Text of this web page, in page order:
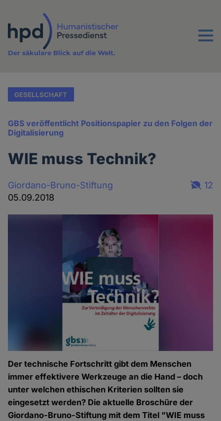
Inhalt
Menu
Der säkulare Blick auf die Welt.
GESELLSCHAFT
GBS veröffentlicht Positionspapier zu den Folgen der
Digitalisierung
WIE muss Technik?
Giordano-Bruno-Stiftung
05.09.2018
12
Der technische Fortschritt gibt dem Menschen
immer effektivere Werkzeuge an die Hand – doch
unter welchen ethischen Kriterien sollten sie
eingesetzt werden? Die aktuelle Broschüre der
Giordano-Bruno-Stiftung mit dem Titel "WIE muss